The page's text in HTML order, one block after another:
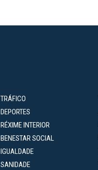
TRÁFICO
DEPORTES
RÉXIME INTERIOR
BENESTAR SOCIAL
IGUALDADE
SANIDADE